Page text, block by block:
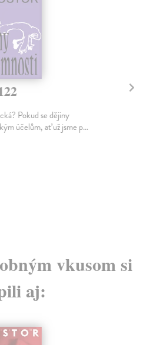
Pokud se dějiny
účelům, ať už jsme p...
vkusom si
aj: